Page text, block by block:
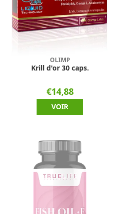
OLIMP
Krill d'or 30 caps.
€14,88
VOIR